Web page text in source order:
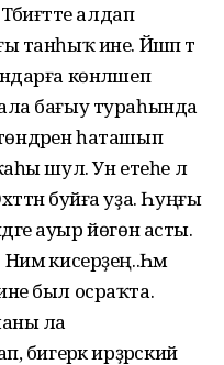
алдап
ине. Йәшәп тә
көнләшеп
бағыу тураһында
һаташып
шул. Ун етеһе лә
буйға уҙа. Һуңғы
ауыр йөгөн асты.
кисерҙең..Һәм
был осраҡта.
ла
бигерәк ирҙәрский